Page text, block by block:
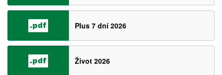
Plus 7 dní 2026
Život 2026